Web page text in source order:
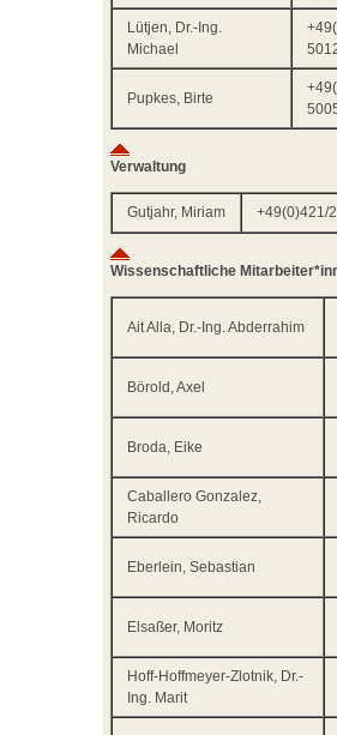
Lütjen, Dr.-Ing.
Michael
Pupkes, Birte
Verwaltung
Gutjahr, Miriam +49(0)421/
Wissenschaftliche
Ait Alla, Dr.-Ing. Abderrahim
Börold, Axel
Broda, Eike
Caballero Gonzalez,
Ricardo
Eberlein, Sebastian
Elsaßer, Moritz
Hoff-Hoffmeyer-Zlotnik, Dr.-
Ing. Marit